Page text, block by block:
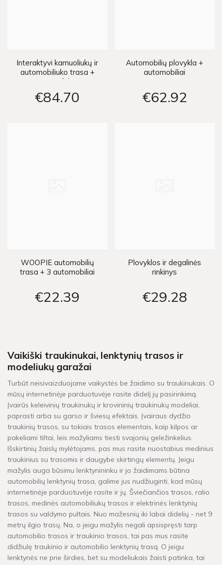
Interaktyvi kamuoliukų ir
automobiliuko trasa +
garso efektai
€84 70
Automobilių plovykla +
automobiliai
€62 92
WOOPIE automobilių
trasa + 3 automobiliai
€22 39
Plovyklos ir degalinės
rinkinys
€29 28
Vaikiški traukinukai, lenktynių trasos ir
modeliukų garažai
Turbūt neisivaizduojame vaikystės be žaidimo su traukinukais. O
mūsų internetinėje parduotuvėje rasite didelį jų pasirinkimą.
Įvairūs keleivinių traukinukų ir krovininių traukinukų modeliai,
paprasti arba su garso ir šviesų efektais. Įvairaus dydžio
traukinių trasos, su tokiais trasos elementais, kaip kilpos ar
pakeliami tiltai, leis mažyliams tiesti svajonių geležinkelius.
Išskirtinių žaislų mylėtojams, pas mus rasite nuostabius medinius
traukinius su trasomis ir daugybe skirtingų elementų. Jeigu
mažylis auga būsimu lenktynininku ir jo žaidimams būtina
automobilių lenktynių trasa, galime jus nudžiuginti, kad mūsų
internetinėje parduotuvėje rasite ir jų. Šviečiančios trasos, ralio
trasos, medinės automobiliukų trasos ir elektrinės lenktynių
trasos su valdymo pultais. Nuo mažesnių iki labai didelių - net 9
metrų ilgio trasų. Na, o jeigu mažylis negali apsispręsti tarp
automobilio trasos ir traukinio trasos, tai pas mus rasite
didžiulę traukinio ir automobilio lenktynių trasą. O jeigu
lenktynės ne prie širdies, bet su modeliukais žaisti patinka, tai